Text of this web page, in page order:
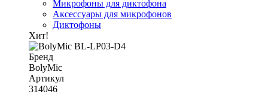
Микрофоны для диктофона
Аксессуары для микрофонов
Диктофоны
Хит!
Бренд
BolyMic
Артикул
314046